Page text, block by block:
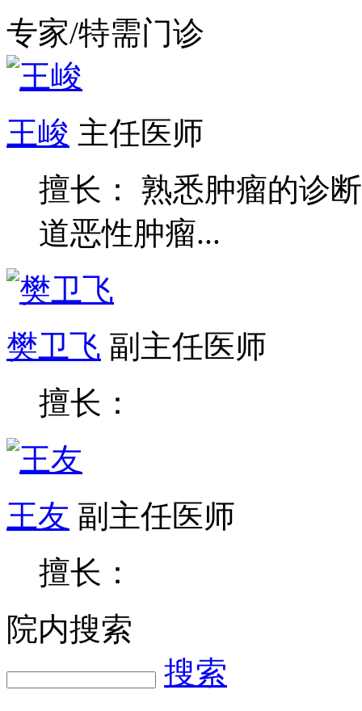
专家/特需门诊
王峻 主任医师
擅长： 熟悉肿瘤的诊
道恶性肿瘤...
樊卫飞 副主任医师
擅长：
王友
副主任医师
擅长：
院内搜索
搜索